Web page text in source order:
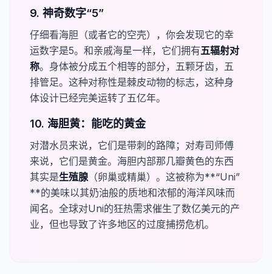
9. 神奇数字“5”
仔细看海胆（或者它的空壳），你会发现它的幸
运数字是5。和亲戚海星一样，它们拥有​​五辐射对
称。身体被分成五个相等的部分，五颗牙齿，五
排管足。这种对称性是棘皮动物的标志，这种身
体设计已经完美运转了五亿年。
10. 海胆黄：能吃的黄金
对潜水员来说，它们是带刺的路障；对寿司师傅
来说，它们是黄金。海胆内部那几瓣黄色的东西
其实是​​生殖腺（卵巢或精巢）。这被称为​**“Uni”
**​的美味以其奶油般的质地和浓郁的海洋风味而
闻名。全球对Uni的狂热需求催生了数亿美元的产
业，但也导致了许多地区的过度捕捞危机。